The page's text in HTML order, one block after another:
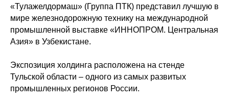
«Тулажелдормаш» (Группа ПТК) представил лучшую в
мире железнодорожную технику на международной
промышленной выставке «ИННОПРОМ. Центральная
Азия» в Узбекистане.
Экспозиция холдинга расположена на стенде
Тульской области – одного из самых развитых
промышленных регионов России.